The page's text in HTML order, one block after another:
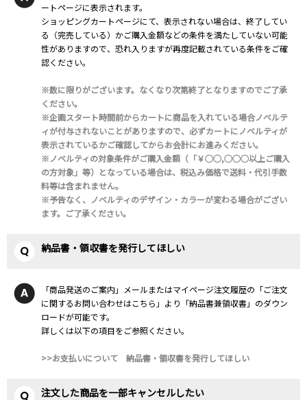
ートページに表示されます。
ショッピングカートページにて、表示されない場合は、終了してい
る（完売している）かご購入金額などの条件を満たしていない可能
性がありますので、恐れ入りますが再度記載されている条件をご確
認ください。
※数に限りがございます。なくなり次第終了となりますのでご了承
ください。
※企画スタート時間前からカートに商品を入れている場合ノベルテ
ィが付与されないことがありますので、必ずカートにノベルティが
表示されているかご確認してからお会計にお進みください。
※ノベルティの対象条件がご購入金額（「￥○○,○○○以上ご購入
の方対象」等）となっている場合は、税込み価格で送料・代引手数
料等は含まれません。
※予告なく、ノベルティのデザイン・カラーが変わる場合がござい
ます。ご了承ください。
納品書・領収書を発行してほしい
「商品発送のご案内」メールまたはマイページ注文履歴の「ご注文
に関するお問い合わせはこちら」より「納品書兼領収書」のダウン
ロードが可能です。
詳しくは以下の項目をご参照ください。
>>お支払いについて 納品書・領収書を発行してほしい
注文した商品を一部キャンセルしたい